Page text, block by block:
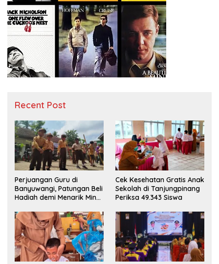
Recent Post
Perjuangan Guru di
Banyuwangi, Patungan Beli
Hadiah demi Menarik Minat
Cek Kesehatan Gratis Anak
Sekolah di Tanjungpinang
Periksa 49.343 Siswa